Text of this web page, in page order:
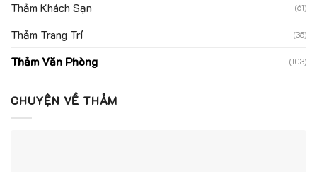
Thảm Khách Sạn (61)
Thảm Trang Trí (35)
Thảm Văn Phòng (103)
CHUYỆN VỀ THẢM